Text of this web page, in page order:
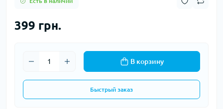
399 грн.
В корзину
Быстрый заказ